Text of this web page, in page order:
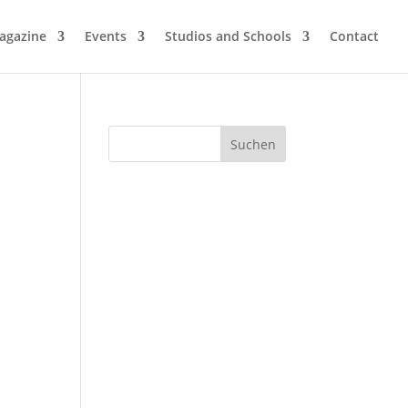
Events Studios and Schools Contact